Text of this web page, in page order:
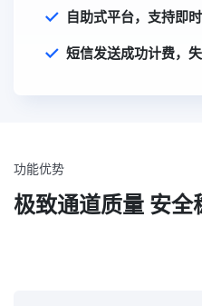
自助式平台，支持即
短信发送成功计费，
功能优势
极致通道质量 安全